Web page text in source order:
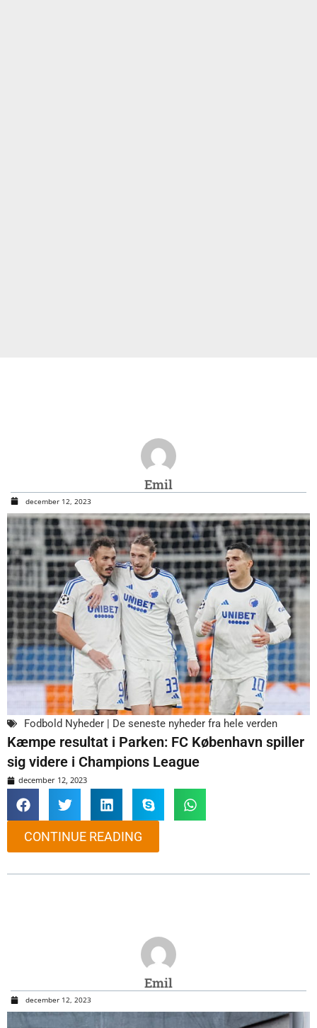
Emil
december 12, 2023
Fodbold Nyheder | De seneste nyheder fra hele verden
Kæmpe resultat i Parken: FC København spiller
sig videre i Champions League
december 12, 2023
CONTINUE READING
Emil
december 12, 2023